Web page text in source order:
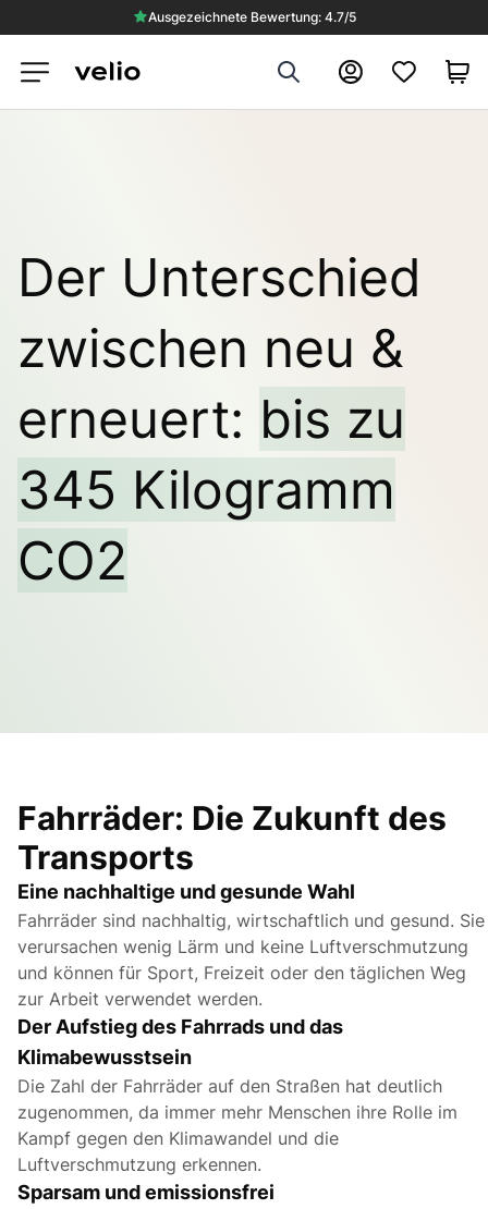
Ausgezeichnete Bewertung: 4.7/5
Search Konto
Der Unterschied
zwischen neu &
erneuert: bis zu
345 Kilogramm
CO2
Fahrräder: Die Zukunft des
Transports
Eine nachhaltige und gesunde Wahl
Fahrräder sind nachhaltig, wirtschaftlich und gesund. Sie
verursachen wenig Lärm und keine Luftverschmutzung
und können für Sport, Freizeit oder den täglichen Weg
zur Arbeit verwendet werden.
Der Aufstieg des Fahrrads und das
Klimabewusstsein
Die Zahl der Fahrräder auf den Straßen hat deutlich
zugenommen, da immer mehr Menschen ihre Rolle im
Kampf gegen den Klimawandel und die
Luftverschmutzung erkennen.
Sparsam und emissionsfrei